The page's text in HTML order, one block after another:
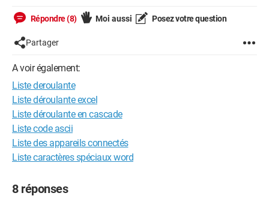
Répondre (8) Moi aussi Posez votre question
Partager
A voir également:
Liste deroulante
Liste déroulante excel
Liste déroulante en cascade
Liste code ascii
Liste des appareils connectés
Liste caractères spéciaux word
8 réponses